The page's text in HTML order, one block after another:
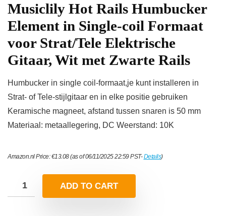
Musiclily Hot Rails Humbucker
Element in Single-coil Formaat
voor Strat/Tele Elektrische
Gitaar, Wit met Zwarte Rails
Humbucker in single coil-formaat,je kunt installeren in
Strat- of Tele-stijlgitaar en in elke positie gebruiken
Keramische magneet, afstand tussen snaren is 50 mm
Materiaal: metaallegering, DC Weerstand: 10K
Amazon.nl Price:€13.08(as of 06/11/2025 22:59 PST-Details)
ADD TO CART